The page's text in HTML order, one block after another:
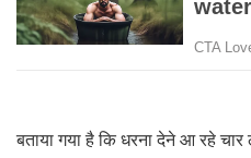
बताया गया है कि धरना देने आ रहे चार